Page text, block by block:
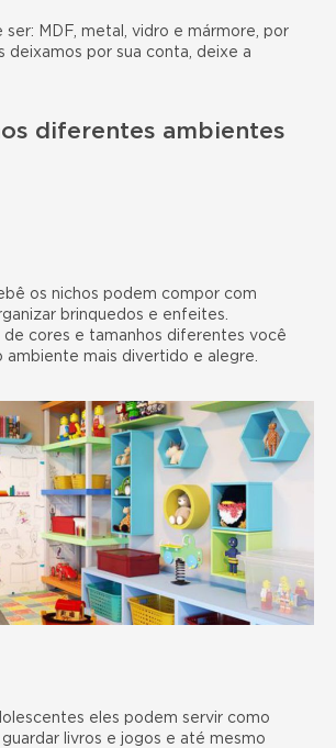
ser: MDF, metal, vidro e mármore, por
deixamos por sua conta, deixe a
diferentes ambientes
os nichos podem compor com
brinquedos e enfeites.
de cores e tamanhos diferentes você
ambiente mais divertido e alegre.
eles podem servir como
guardar livros e jogos e até mesmo